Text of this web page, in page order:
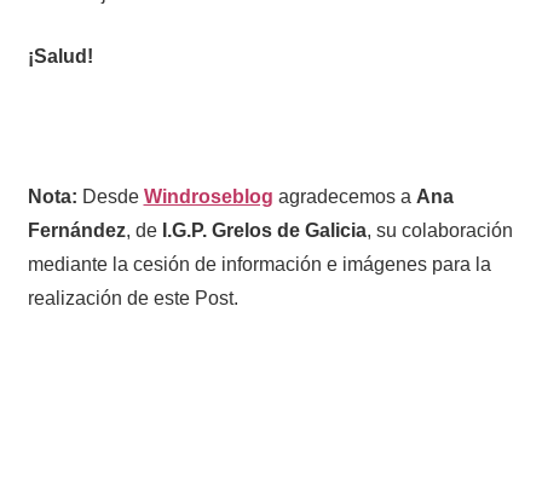
¡Salud!
Nota: Desde Windroseblog agradecemos a Ana
Fernández, de I.G.P. Grelos de Galicia, su colaboración
mediante la cesión de información e imágenes para la
realización de este Post.